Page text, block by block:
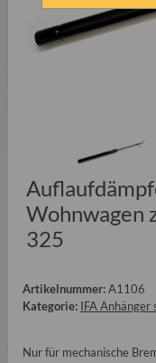
Wohnwagen
325
Artikelnummer:A1106
Kategorie: IFA Anhänger
Nur für mechanische